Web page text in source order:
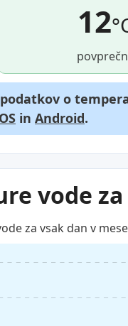
12
o
in Android.
vode za
za vsak dan v